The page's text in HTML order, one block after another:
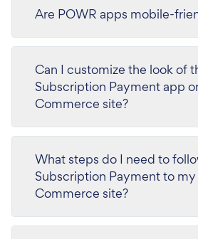
Are POWR apps mobile-
Can I customize the look of
Subscription Payment app
Commerce site?
What steps do I need to
Subscription Payment to my
Commerce site?